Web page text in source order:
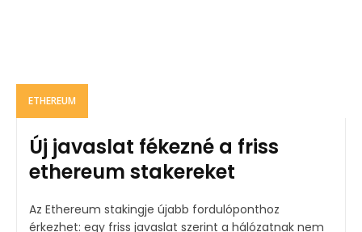
ETHEREUM
Új javaslat fékezné a friss
ethereum stakereket
Az Ethereum stakingje újabb fordulóponthoz
érkezhet: egy friss javaslat szerint a hálózatnak nem